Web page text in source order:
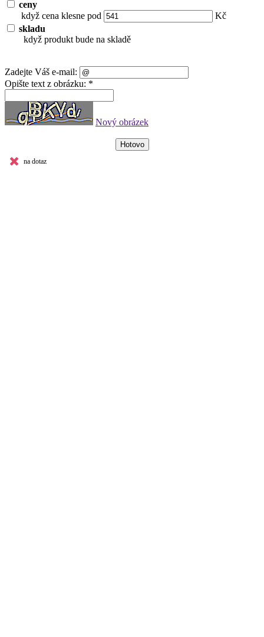
na dotaz
ceny
když cena klesne pod
Kč
skladu
když produkt bude na skladě
Zadejte Váš e-mail:
Opište text z obrázku: *
Nový obrázek